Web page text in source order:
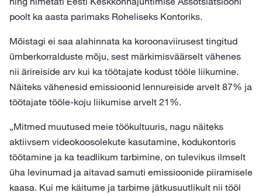
poolt ka aasta parimaks Roheliseks Kontoriks.
Mõistagi ei saa alahinnata ka koroonaviirusest tingitud
ümberkorralduste mõju, sest märkimisväärselt vähenes
nii ärireiside arv kui ka töötajate kodust tööle liikumine.
Näiteks vähenesid emissioonid lennureiside arvelt 87% ja
töötajate tööle-koju liikumise arvelt 21%.
„Mitmed muutused meie töökultuuris, nagu näiteks
aktiivsem videokoosolekute kasutamine, kodukontoris
töötamine ja ka teadlikum tarbimine, on tulevikus ilmselt
üha levinumad ja aitavad samuti emissioonide piiramisele
kaasa. Kui me käitume ja tarbime jätkusuutlikult nii tööl